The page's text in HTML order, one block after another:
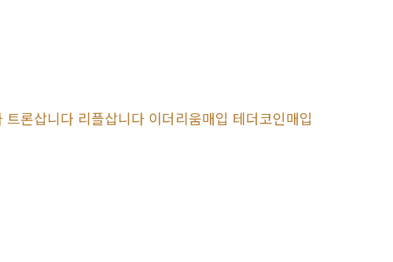
론삽니다 리플삽니다 이더리움매입 테더코인매입